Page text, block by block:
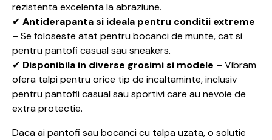
rezistenta excelenta la abraziune.
✔ Antiderapanta si ideala pentru conditii extreme
– Se foloseste atat pentru bocanci de munte, cat si
pentru pantofi casual sau sneakers.
✔ Disponibila in diverse grosimi si modele – Vibram
ofera talpi pentru orice tip de incaltaminte, inclusiv
pentru pantofii casual sau sportivi care au nevoie de
extra protectie.
Daca ai pantofi sau bocanci cu talpa uzata, o solutie